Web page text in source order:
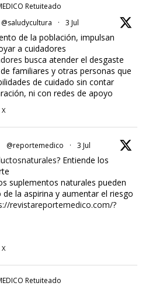
Retuiteado
@saludycultura · 3 Jul
de la población, impulsan
a cuidadores
busca atender el desgaste
familiares y otras personas que
de cuidado sin contar
ni con redes de apoyo
X
@reportemedico · 3 Jul
? Entiende los
suplementos naturales pueden
la aspirina y aumentar el riesgo
revistareportemedico.com/?
X
Retuiteado